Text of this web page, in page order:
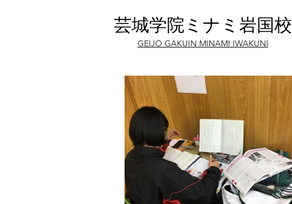
芸城学院ミナミ岩国校
GEIJO GAKUIN MINAMI IWAKUNI